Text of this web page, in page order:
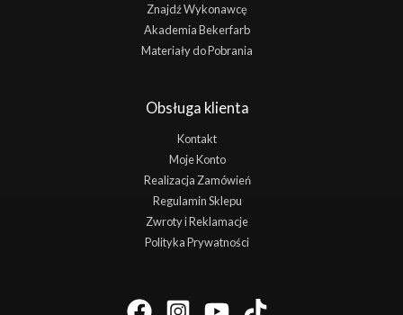
Znajdź Wykonawcę
Akademia Bekerfarb
Materiały do Pobrania
Obsługa klienta
Kontakt
Moje Konto
Realizacja Zamówień
Regulamin Sklepu
Zwroty i Reklamacje
Polityka Prywatności